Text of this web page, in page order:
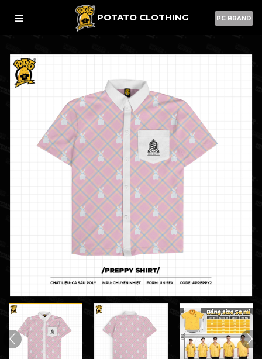
POTATO CLOTHING PC BRAND